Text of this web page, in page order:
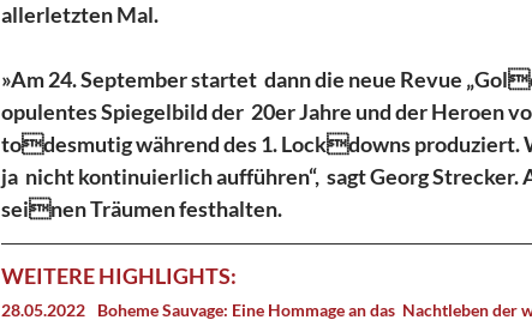
allerletzten Mal.
»Am 24. September startet  dann die neue Revue
opulentes Spiegelbild der  20er Jahre und der Heroen
todesmutig während des 1. Lockdowns produziert.
ja  nicht kontinuierlich aufführen“,  sagt Georg
seinen Träumen festhalten.
WEITERE HIGHLIGHTS:
28.05.2022 	Boheme Sauvage: Eine Hommage an das  Nachtleben